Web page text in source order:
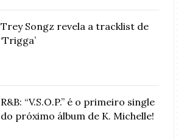
Trey Songz revela a tracklist de
‘Trigga’
R&B: “V.S.O.P.” é o primeiro single
do próximo álbum de K. Michelle!